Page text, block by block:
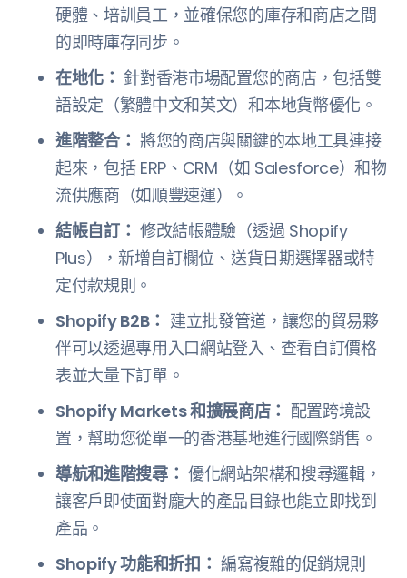
硬體、培訓員工，並確保您的庫存和商店之間
的即時庫存同步。
在地化： 針對香港市場配置您的商店，包括雙
語設定（繁體中文和英文）和本地貨幣優化。
進階整合： 將您的商店與關鍵的本地工具連接
起來，包括 ERP、CRM（如 Salesforce）和物
流供應商（如順豐速運）。
結帳自訂： 修改結帳體驗（透過 Shopify
Plus），新增自訂欄位、送貨日期選擇器或特
定付款規則。
Shopify B2B： 建立批發管道，讓您的貿易夥
伴可以透過專用入口網站登入、查看自訂價格
表並大量下訂單。
Shopify Markets 和擴展商店： 配置跨境設
置，幫助您從單一的香港基地進行國際銷售。
導航和進階搜尋： 優化網站架構和搜尋邏輯，
讓客戶即使面對龐大的產品目錄也能立即找到
產品。
Shopify 功能和折扣： 編寫複雜的促銷規則